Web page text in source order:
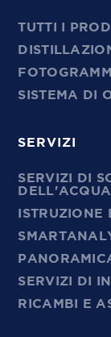
TUTTI I
SISTEMA DI
SERVIZI
SERVIZI DI
DELL'ACQUA
SERVIZI DI
RICAMBI E